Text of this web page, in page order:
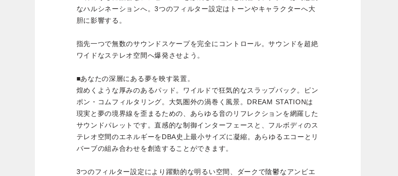
なハルシネーションへ。3つのフィルター設定はトーンやキャラクターへ大
胆に影響する。
指先一つで無数のサウンドスケープを完全にコントロール。サウンドを超絶
ワイドなステレオ空間へ爆発させよう。
■あなたの深層にある夢を映す装置。
煌めくような厚みのあるパッド。ワイルドで狂気的なスラップバック。ピン
ポン・コムフィルタリング。大気圏外の渦巻く風景。DREAM STATIONは
現実と夢の境界線を歪まるための、あらゆる音のリフレクションを網羅した
サウンドパレットです。直感的な制御インターフェースと、フルボディのス
テレオ空間のエネルギーをDBA史上最小サイズに凝縮。あらゆるエコーとリ
バーブの組み合わせを創造することができます。
3つのフィルター設定により躍動的な明るい空間、ダークで陰鬱なアンビエ